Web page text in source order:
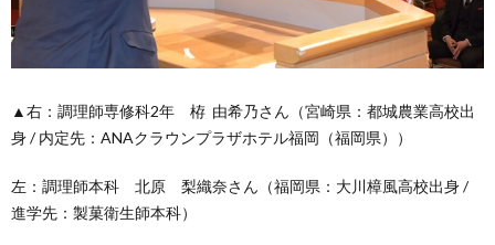
▲右：調理師専修科2年 栫 由希乃さん（宮崎県：都城農業高校出
身 / 内定先：ANAクラウンプラザホテル福岡（福岡県））
左：調理師本科 北原 梨織奈さん（福岡県：大川樟風高校出身 /
進学先：製菓衛生師本科）